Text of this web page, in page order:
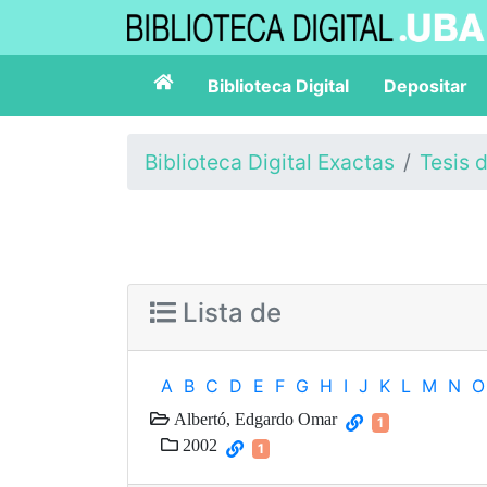
Biblioteca Digital Depositar
Biblioteca Digital Exactas Tesis
Lista de
A B C D E F G H I J K L M N O
Albertó, Edgardo Omar 1
2002 1